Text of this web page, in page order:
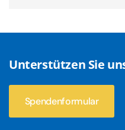
Unterstützen Sie
Spendenformular